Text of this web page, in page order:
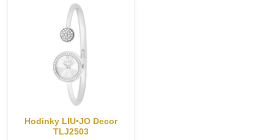
Hodinky LIU•JO Decor
TLJ2503